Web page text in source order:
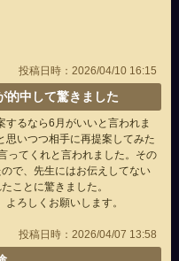
投稿日時：2026/04/10 16:15
的中して驚きました
るなら6月がいいと言われま
思いつつ相手に再提案してみた
ってくれと言われました。その
で、先生にはお伝えしてない
ことに驚きました。
ろしくお願いします。
投稿日時：2026/04/07 13:58